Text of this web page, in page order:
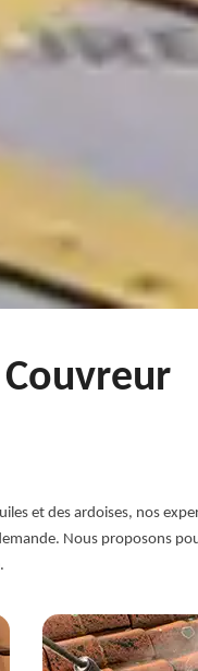
et des ardoises, nos
Nous proposons